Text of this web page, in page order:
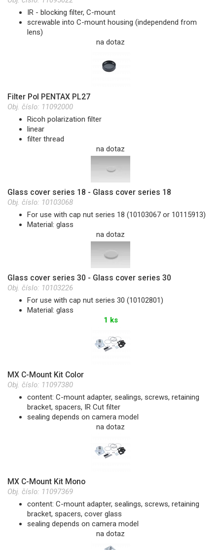
IR - blocking filter, C-mount
screwable into C-mount housing (independend from
lens)
na dotaz
Filter Pol PENTAX PL27
Obj. číslo: 11092000
Ricoh polarization filter
linear
filter thread
na dotaz
Glass cover series 18 - Glass cover series 18
Obj. číslo: 10103068
For use with cap nut series 18 (10103067 or 10115913)
Material: glass
na dotaz
Glass cover series 30 - Glass cover series 30
Obj. číslo: 10103226
For use with cap nut series 30 (10102801)
Material: glass
1 ks
MX C-Mount Kit Color
Obj. číslo: 11097380
content: C-mount adapter, sealings, screws, retaining
bracket, spacers, IR Cut filter
sealing depends on camera model
na dotaz
MX C-Mount Kit Mono
Obj. číslo: 11097369
content: C-mount adapter, sealings, screws, retaining
bracket, spacers, cover glass
sealing depends on camera model
na dotaz